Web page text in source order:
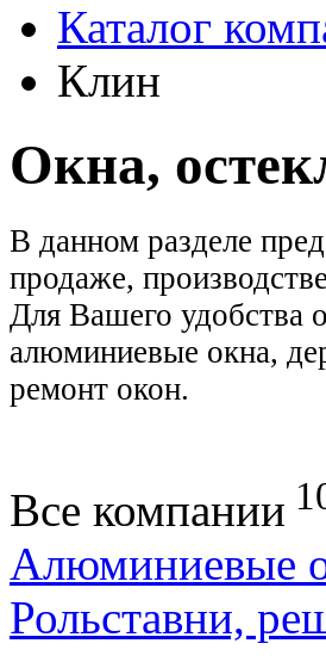
Каталог
Клин
Окна,
В данном разделе
продаже,
Для Вашего удобства
алюминиевые окна,
ремонт окон.
Все компании
Алюминиевые
Рольставни,